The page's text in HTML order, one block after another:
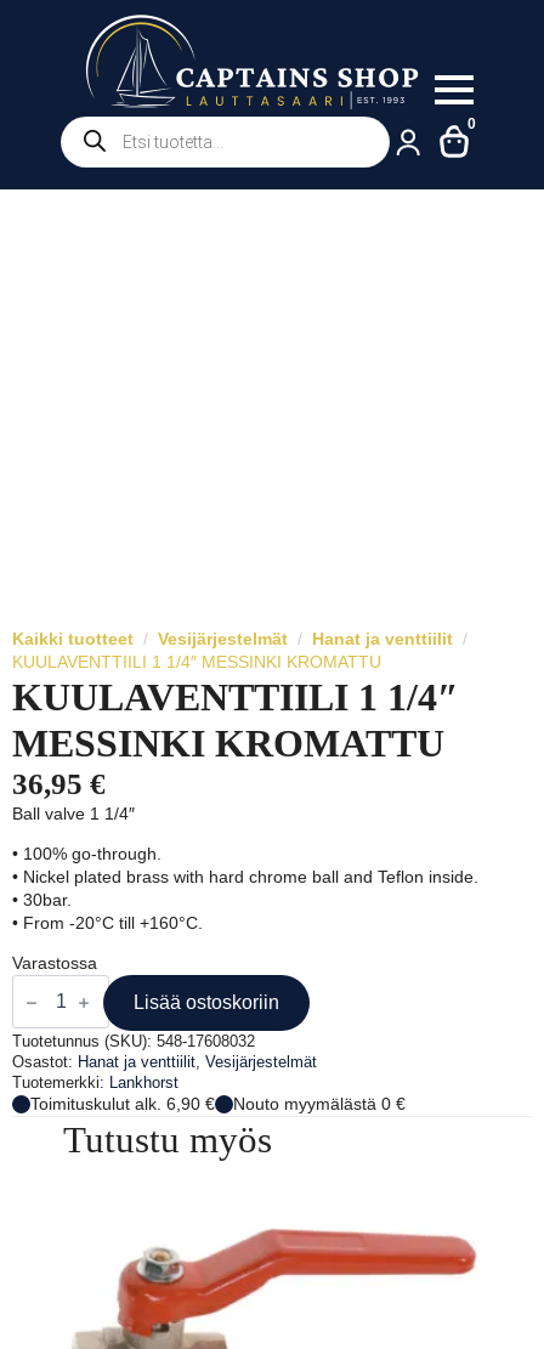
Products
search
0
Kaikki tuotteet Vesijärjestelmät
Hanat ja venttiilit
KUULAVENTTIILI 1 1/4″ MESSINKI KROMATTU
KUULAVENTTIILI 1 1/4″
MESSINKI KROMATTU
36,95 €
Ball valve 1 1/4″
• 100% go-through.
• Nickel plated brass with hard chrome ball and Teflon inside.
• 30bar.
• From -20°C till +160°C.
Varastossa
KUULAVENTTIILI
1/4"
MESSINKI
KROMATTU
määrä
Lisää ostoskoriin
Tuotetunnus (SKU): 548-17608032
Osastot: Hanat ja venttiilit Vesijärjestelmät
Tuotemerkki:
Lankhorst
Toimituskulut alk. 6,90 € Nouto myymälästä 0 €
Tutustu myös